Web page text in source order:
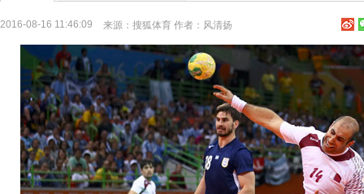
2016-08-16 11:46:09 来源： 搜狐体育 作者：风清扬